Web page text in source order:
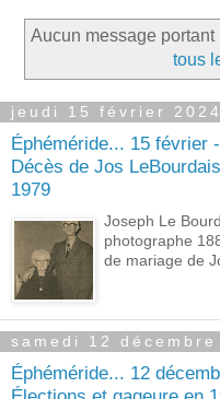
Aucun message portant
tous
jeudi 15 février 2024
Éphéméride... 15 février -
Décès de Jos
1979
Joseph Le
photographe
de mariage de
samedi 12 décembre
Éphéméride... 12